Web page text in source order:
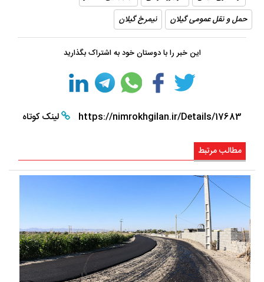
حمل و نقل عمومی گیلان
نیمرخ گیلان
این خبر را با دوستان خود به اشتراک بگذارید
https://nimrokhgilan.ir/Details/17683 لینک کوتاه
مطالب مرتبط